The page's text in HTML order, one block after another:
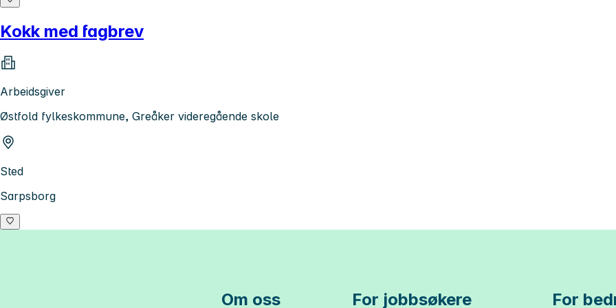
Kokk med fagbrev
Arbeidsgiver
Østfold fylkeskommune, Greåker videregående skole
Sted
Sarpsborg
Om oss For jobbsøkere For